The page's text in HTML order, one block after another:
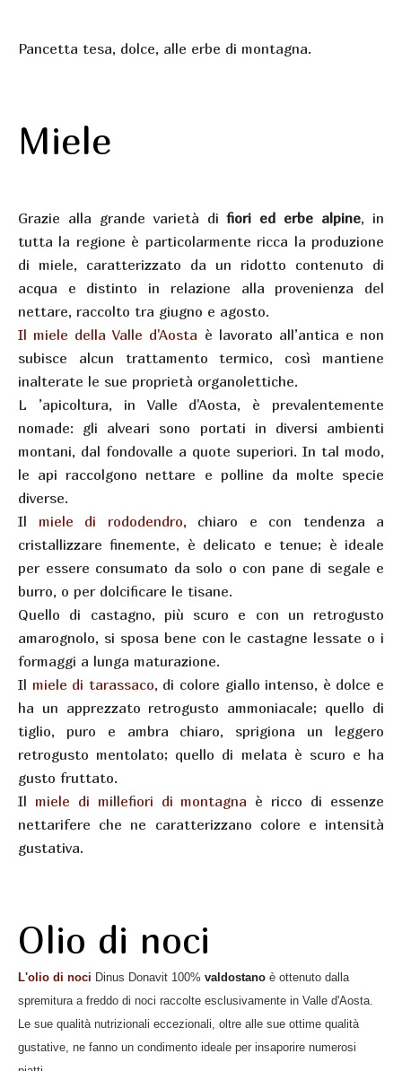
Pancetta tesa, dolce, alle erbe di montagna.
Miele
Grazie alla grande varietà difiori ed erbe alpine, in
tutta la regione è particolarmente ricca la produzione
di miele, caratterizzato da un ridotto contenuto di
acqua e distinto in relazione alla provenienza del
nettare, raccolto tra giugno e agosto.
Il miele della Valle d'Aosta è lavorato all’antica e non
subisce alcun trattamento termico, così mantiene
inalterate le sue proprietà organolettiche.
L ’apicoltura, in Valle d'Aosta, è prevalentemente
nomade: gli alveari sono portati in diversi ambienti
montani, dal fondovalle a quote superiori. In tal modo,
le api raccolgono nettare e polline da molte specie
diverse.
Il miele di rododendro, chiaro e con tendenza a
cristallizzare finemente, è delicato e tenue; è ideale
per essere consumato da solo o con pane di segale e
burro, o per dolcificare le tisane.
Quello di castagno, più scuro e con un retrogusto
amarognolo, si sposa bene con le castagne lessate o i
formaggi a lunga maturazione.
Il miele di tarassaco, di colore giallo intenso, è dolce e
ha un apprezzato retrogusto ammoniacale; quello di
tiglio, puro e ambra chiaro, sprigiona un leggero
retrogusto mentolato; quello di melata è scuro e ha
gusto fruttato.
Il miele di millefiori di montagna è ricco di essenze
nettarifere che ne caratterizzano colore e intensità
gustativa.
Olio di noci
L'olio di noci Dinus Donavit 100% valdostano è ottenuto dalla
spremitura a freddo di noci raccolte esclusivamente in Valle d'Aosta.
Le sue qualità nutrizionali eccezionali, oltre alle sue ottime qualità
gustative, ne fanno un condimento ideale per insaporire numerosi